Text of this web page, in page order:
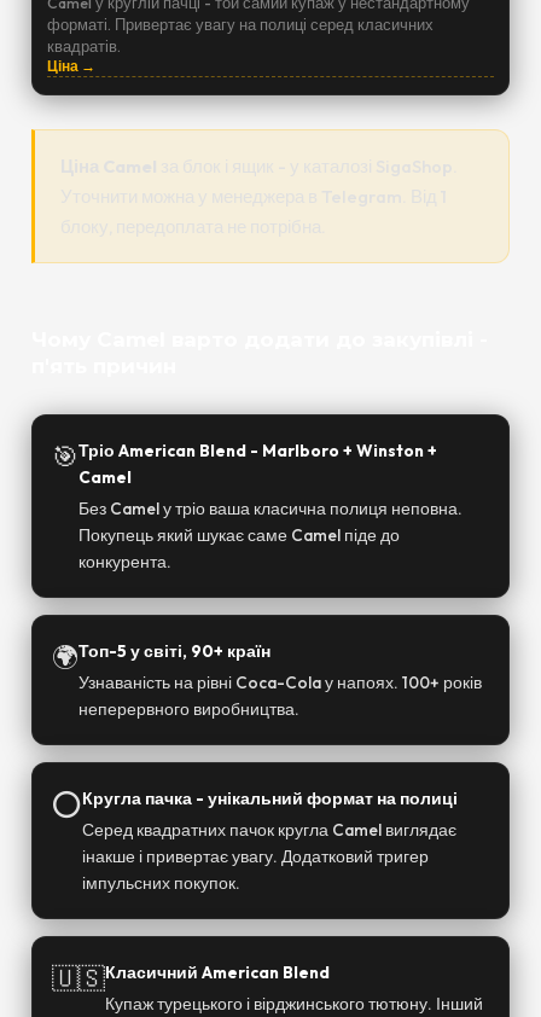
форматі. Привертає увагу на полиці серед класичних
квадратів.
Ціна →
🎯Тріо American Blend - Marlboro + Winston +
Camel
Без Camel у тріо ваша класична полиця неповна.
Покупець який шукає саме Camel піде до
конкурента.
🌍Топ-5 у світі, 90+ країн
Узнаваність на рівні Coca-Cola у напоях. 100+ років
неперервного виробництва.
⭕Кругла пачка - унікальний формат на полиці
Серед квадратних пачок кругла Camel виглядає
інакше і привертає увагу. Додатковий тригер
імпульсних покупок.
🇺🇸Класичний American Blend
Купаж турецького і вірджинського тютюну. Інший